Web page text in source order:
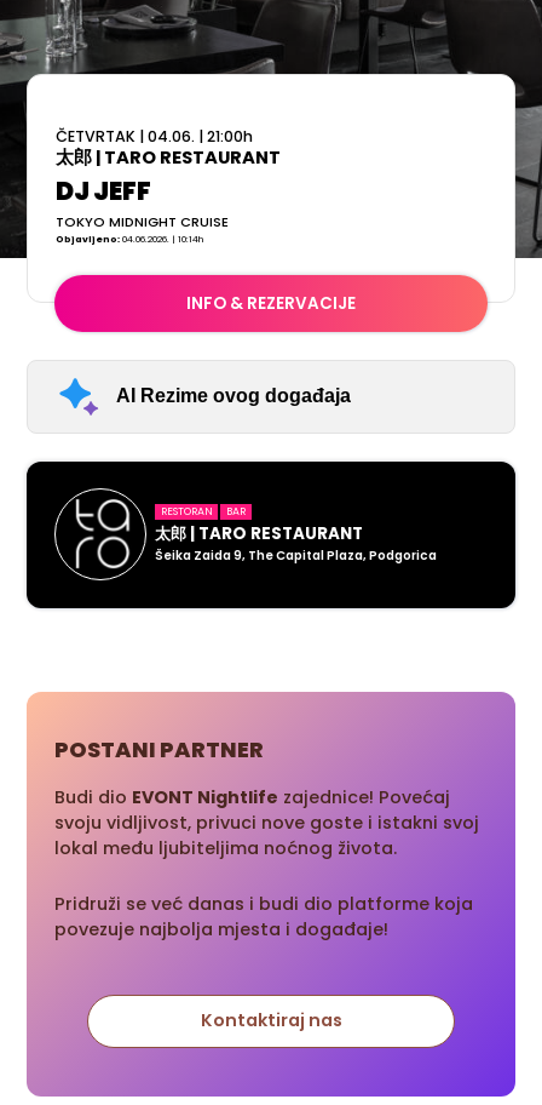
ČETVRTAK |04.06. |21:00h
太郎 | TARO RESTAURANT
DJ JEFF
TOKYO MIDNIGHT CRUISE
Objavljeno:04.06.2026. | 10:14h
INFO & REZERVACIJE
AI Rezime ovog događaja
RESTORAN BAR
太郎 | TARO RESTAURANT
Šeika Zaida 9, The Capital Plaza, Podgorica
POSTANI PARTNER
Budi dio EVONT Nightlife zajednice! Povećaj
svoju vidljivost, privuci nove goste i istakni svoj
lokal među ljubiteljima noćnog života.
Pridruži se već danas i budi dio platforme koja
povezuje najbolja mjesta i događaje!
Kontaktiraj nas